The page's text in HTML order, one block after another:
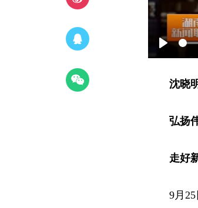
Play
沈晓
弘扬
走好
9月